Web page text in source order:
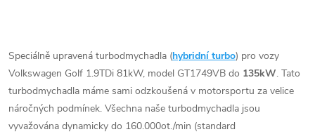
v
l
á
Speciálně upravená turbodmychadla (hybridní turbo) pro vozy
Volkswagen Golf 1.9TDi 81kW, model GT1749VB do 135kW. Tato
turbodmychadla máme sami odzkoušená v motorsportu za velice
náročných podmínek. Všechna naše turbodmychadla jsou
vyvažována dynamicky do 160.000ot./min (standard